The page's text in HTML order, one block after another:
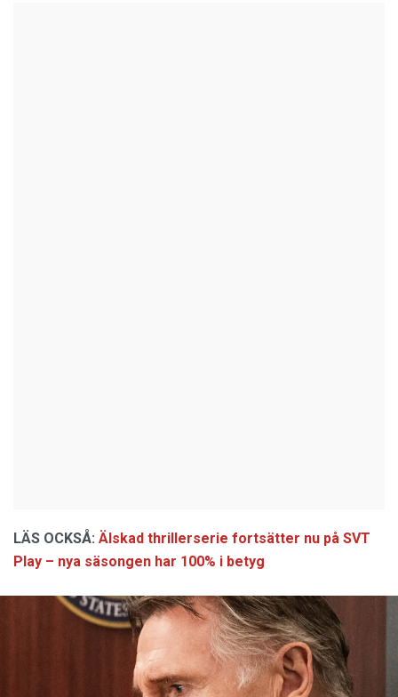
LÄS OCKSÅ: Älskad thrillerserie fortsätter nu på SVT
Play – nya säsongen har 100% i betyg